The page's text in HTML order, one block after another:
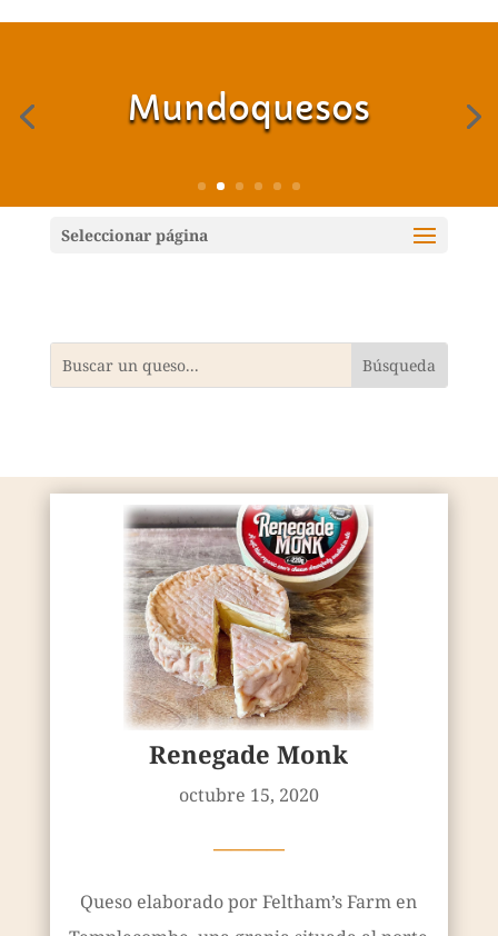
Mundoquesos
Seleccionar página
Renegade Monk
octubre 15, 2020
————
Queso elaborado por Feltham’s Farm en